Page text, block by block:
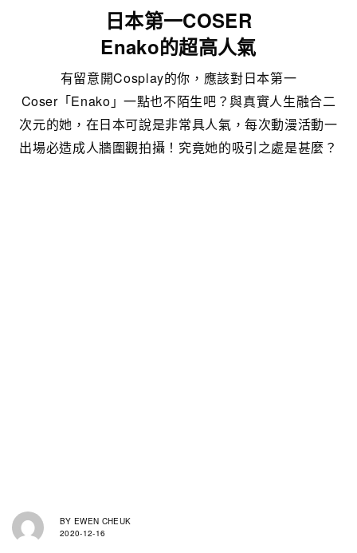
日本第一COSER
Enako的超高人氣
有留意開Cosplay的你，應該對日本第一
Coser「Enako」一點也不陌生吧？與真實人生融合二
次元的她，在日本可說是非常具人氣，每次動漫活動一
出場必造成人牆圍觀拍攝！究竟她的吸引之處是甚麼？
BY EWEN CHEUK
2020-12-16